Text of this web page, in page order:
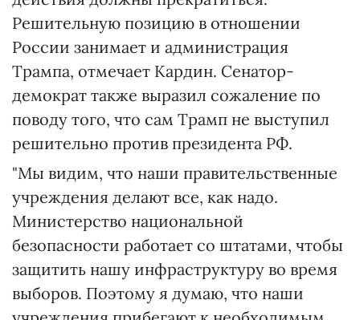
Решительную позицию в отношении
России занимает и администрация
Трампа, отмечает Кардин. Сенатор-
демократ также выразил сожаление по
поводу того, что сам Трамп не выступил
решительно против президента РФ.
"Мы видим, что наши правительственные
учреждения делают все, как надо.
Министерство национальной
безопасности работает со штатами, чтобы
защитить нашу инфраструктуру во время
выборов. Поэтому я думаю, что наши